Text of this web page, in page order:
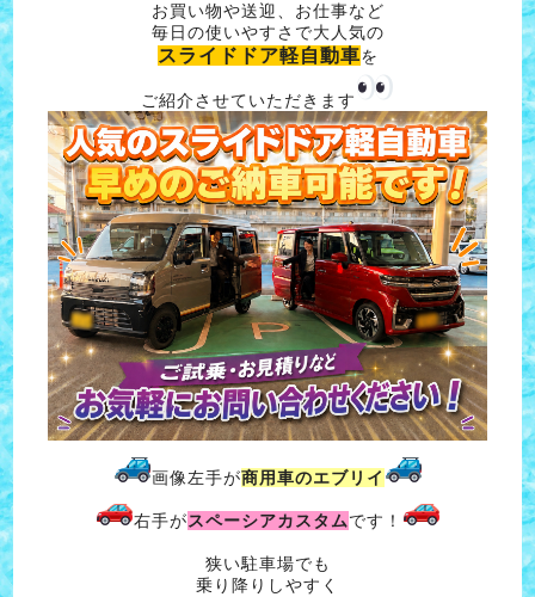
お買い物や送迎、お仕事など
毎日の使いやすさで大人気の
スライドドア軽自動車を
ご紹介させていただきます
画像左手が商用車のエブリイ
右手がスペーシアカスタムです！
狭い駐車場でも
乗り降りしやすく